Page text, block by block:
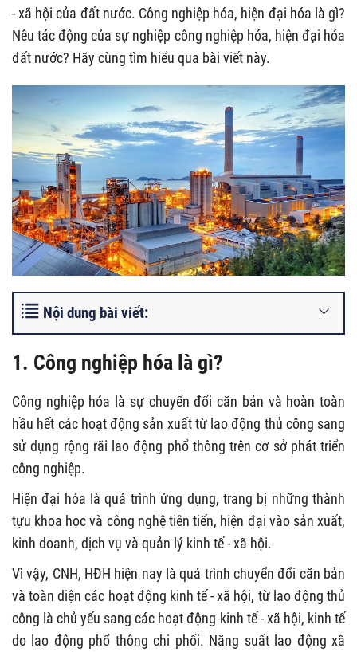
- xã hội của đất nước. Công nghiệp hóa, hiện đại hóa là gì?
Nêu tác động của sự nghiệp công nghiệp hóa, hiện đại hóa
đất nước? Hãy cùng tìm hiểu qua bài viết này.
Nội dung bài viết:
1. Công nghiệp hóa là gì?
Công nghiệp hóa là sự chuyển đổi căn bản và hoàn toàn
hầu hết các hoạt động sản xuất từ ​​lao động thủ công sang
sử dụng rộng rãi lao động phổ thông trên cơ sở phát triển
công nghiệp.
Hiện đại hóa là quá trình ứng dụng, trang bị những thành
tựu khoa học và công nghệ tiên tiến, hiện đại vào sản xuất,
kinh doanh, dịch vụ và quản lý kinh tế - xã hội.
Vì vậy, CNH, HĐH hiện nay là quá trình chuyển đổi căn bản
và toàn diện các hoạt động kinh tế - xã hội, từ lao động thủ
công là chủ yếu sang các hoạt động kinh tế - xã hội, kinh tế
do lao động phổ thông chi phối. Năng suất lao động xã